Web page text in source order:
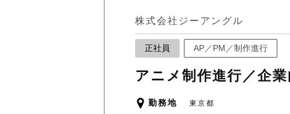
株式会社ジーアングル
正社員 AP／PM／制作進行
アニメ制作進行／企
勤務地 東京都